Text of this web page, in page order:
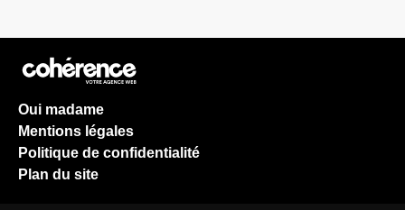
Oui madame
Mentions légales
Politique de confidentialité
Plan du site